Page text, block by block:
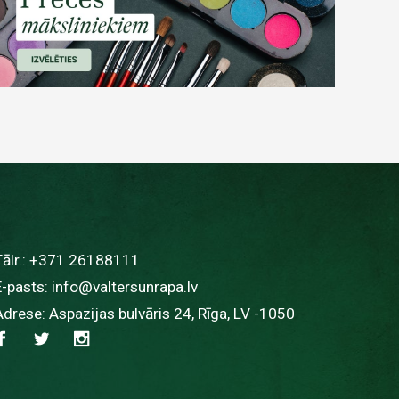
+371 26188111
pasts: info@valtersunrapa.lv
Aspazijas bulvāris 24, Rīga, LV -1050